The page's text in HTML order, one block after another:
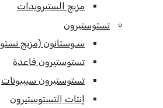
مزيج الستيرويدات
تستوستيرون
سـوستانون (مزيج
تستوستيرون قاعدة
تستوستيرون سيبيونات
إنثات التستوستيرون